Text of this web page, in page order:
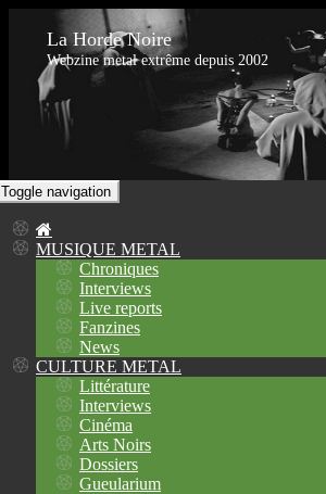
La Horde Noire
Webzine metal extrême depuis 2002
Toggle navigation
MUSIQUE METAL
Chroniques
Interviews
Live reports
Fanzines
News
CULTURE METAL
Littérature
Interviews
Cinéma
Arts Noirs
Dossiers
Gueularium